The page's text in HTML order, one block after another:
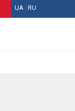
UA| RU